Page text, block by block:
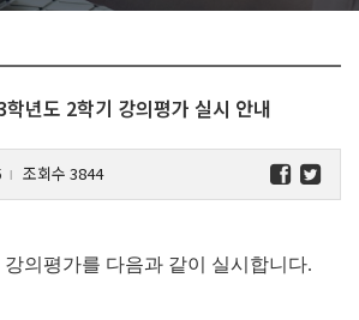
년도 2학기 강의평가 실시 안내
l 조회수 3844
강의평가를 다음과 같이 실시합니다.